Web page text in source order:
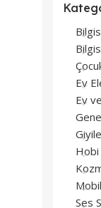
Ev
Ev
Hobi
Ses